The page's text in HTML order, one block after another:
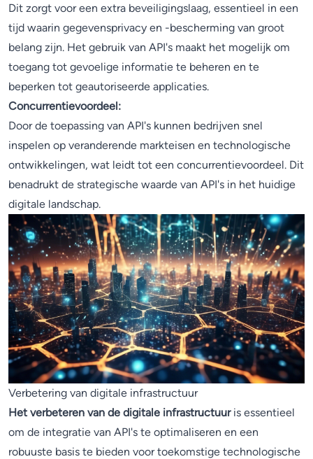
Dit zorgt voor een extra beveiligingslaag, essentieel in een
tijd waarin gegevensprivacy en -bescherming van groot
belang zijn. Het gebruik van API's maakt het mogelijk om
toegang tot gevoelige informatie te beheren en te
beperken tot geautoriseerde applicaties.
Concurrentievoordeel:
Door de toepassing van API's kunnen bedrijven snel
inspelen op veranderende markteisen en technologische
ontwikkelingen, wat leidt tot een concurrentievoordeel. Dit
benadrukt de strategische waarde van API's in het huidige
digitale landschap.
Verbetering van digitale infrastructuur
Het verbeteren van de digitale infrastructuuris essentieel
om de integratie van API's te optimaliseren en een
robuuste basis te bieden voor toekomstige technologische